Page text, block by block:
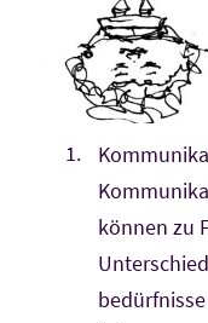
können zu